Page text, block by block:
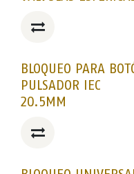
BLOQUEO PARA
PULSADOR IEC
20.5MM